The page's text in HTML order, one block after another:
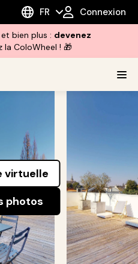
FR Connexion
et bien plus : devenez
la ColoWheel ! 🎁
virtuelle
photos